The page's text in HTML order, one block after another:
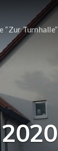
“Zur Turnhalle”